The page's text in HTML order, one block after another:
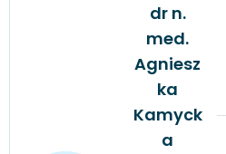
dr n.
med.
Agniesz
ka
Kamyck
a